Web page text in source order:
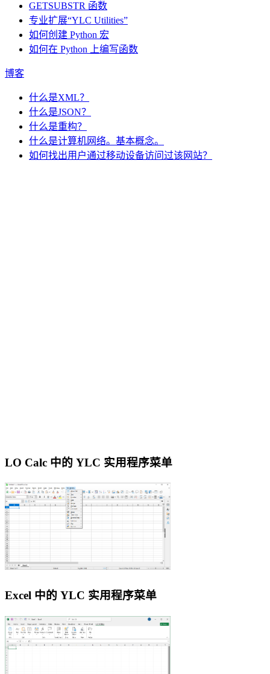
GETSUBSTR 函数
专业扩展“YLC Utilities”
如何创建 Python 宏
如何在 Python 上编写函数
博客
什么是XML？
什么是JSON？
什么是重构？
什么是计算机网络。基本概念。
如何找出用户通过移动设备访问过该网站？
LO Calc 中的 YLC 实用程序菜单
Excel 中的 YLC 实用程序菜单